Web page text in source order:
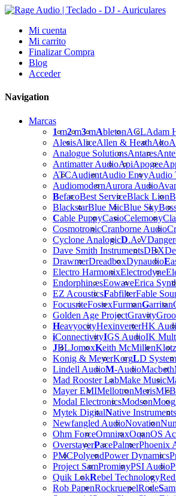
Mi cuenta
Mi carrito
Finalizar Compra
Blog
Acceder
Navigation
Marcas
1m2m3mAbletonACLAdam
AlesisAliceAllen & HeathAlto
Analogue SolutionsAntares
Antimatter AudioApiApogee
ATCAudientAudio EnvyAudio
AudiomodernAurora Audio
BefacoBest ServiceBlack Lion
BlackstarBlue MicBlue Sky
Cable PuppyCasioCelemony
CosmotronicCranborne Audio
Cyclone AnalogicD.A.V
Dave Smith InstrumentsDBX
DrawmerDreadboxDynaudioE
Electro HarmonixElectrodyne
Endorphin.esEowaveErica
EZ AcousticsFabfilterFable
FocusriteFostexFurmanGarritan
Golden Age ProjectGravity
HeavyocityHexinverterHK
iConnectivityIGS AudioIK
JBLJomoxKeith McMillenKlotz
Konig & MeyerKorgLD
Lindell AudioM-AudioMacbeth
Mad Rooster LabMake Music
Mayer EMIMellotronMerisMFB
Modal ElectronicsModsonMoog
Mytek DigitalNative Instruments
Newfangled AudioNovation
Ohm ForceOmniraxOqanOS
OverstayerPacePalmerPhoenix
PMCPolyendPower Dynamics
Project SamProminyPSI Audio
Quik LokRebel Technology
Rob PapenRockruepelRodeS